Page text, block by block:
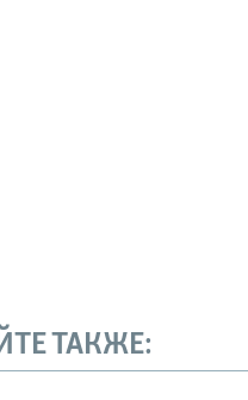
ТАКЖЕ: